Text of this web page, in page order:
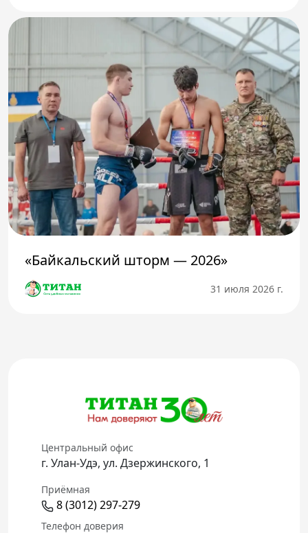
«Байкальский шторм — 2026»
31 июля 2026 г.
Центральный офис
г. Улан-Удэ, ул. Дзержинского, 1
Приёмная
8 (3012) 297-279
Телефон доверия